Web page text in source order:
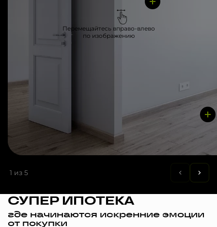
Перемещайтесь вправо-влево
по изображению
1 из 5
СУПЕР ИПОТЕКА
где начинаются искренние эмоции
от покупки